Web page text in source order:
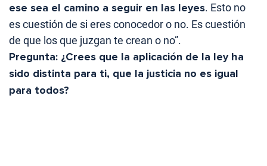
ese sea el camino a seguir en las leyes. Esto no
es cuestión de si eres conocedor o no. Es cuestión
de que los que juzgan te crean o no”.
Pregunta: ¿Crees que la aplicación de la ley ha
sido distinta para ti, que la justicia no es igual
para todos?